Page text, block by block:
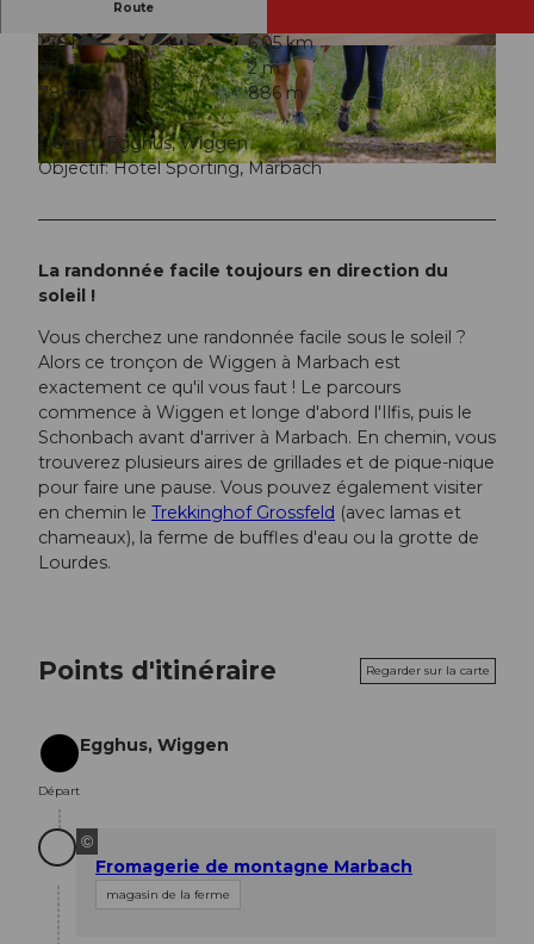
© Beat Brechbühl, UNESCO Biosphäre Entlebuch
© Beat Brechbühl, UNESCO Biosphäre Entlebu
ch
© Beat Brechbühl, UNESCO Biosphäre Entlebu
ch
Route
1:35 h
6,05 km
98 m
2 m
788 m
886 m
98 m
Départ: Egghus, Wiggen
Objectif: Hôtel Sporting, Marbach
La randonnée facile toujours en direction du
soleil !
Vous cherchez une randonnée facile sous le soleil ?
Alors ce tronçon de Wiggen à Marbach est
exactement ce qu'il vous faut ! Le parcours
commence à Wiggen et longe d'abord l'Ilfis, puis le
Schonbach avant d'arriver à Marbach. En chemin, vous
trouverez plusieurs aires de grillades et de pique-nique
pour faire une pause. Vous pouvez également visiter
en chemin le Trekkinghof Grossfeld (avec lamas et
chameaux), la ferme de buffles d'eau ou la grotte de
Lourdes.
Points d'itinéraire Regarder sur la carte
Départ
Départ
Egghus, Wiggen
©
Fromagerie de montagne Marbach
magasin de la ferme